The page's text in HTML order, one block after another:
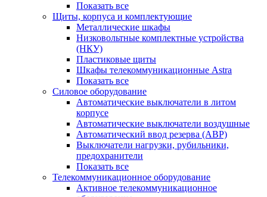
Показать все
Щиты, корпуса и комплектующие
Металлические шкафы
Низковольтные комплектные устройства
(НКУ)
Пластиковые щиты
Шкафы телекоммуникационные Astra
Показать все
Силовое оборудование
Автоматические выключатели в литом
корпусе
Автоматические выключатели воздушные
Автоматический ввод резерва (АВР)
Выключатели нагрузки, рубильники,
предохранители
Показать все
Телекоммуникационное оборудование
Активное телекоммуникационное